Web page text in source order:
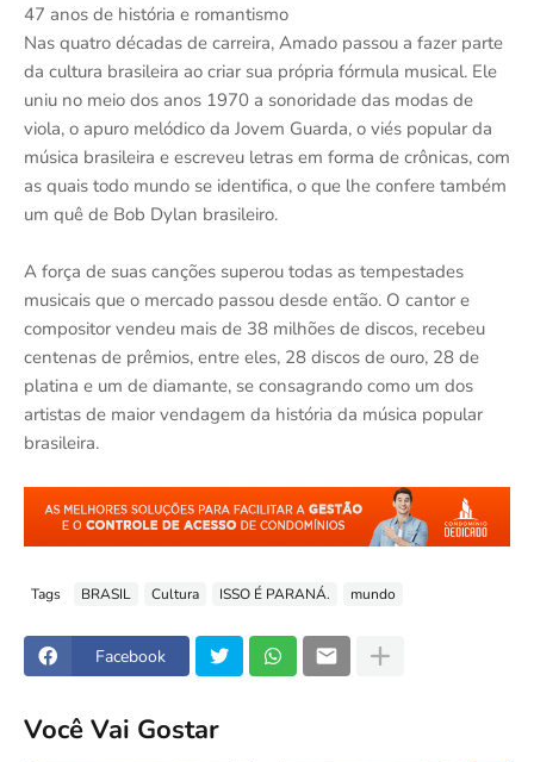
47 anos de história e romantismo
Nas quatro décadas de carreira, Amado passou a fazer parte
da cultura brasileira ao criar sua própria fórmula musical. Ele
uniu no meio dos anos 1970 a sonoridade das modas de
viola, o apuro melódico da Jovem Guarda, o viés popular da
música brasileira e escreveu letras em forma de crônicas, com
as quais todo mundo se identifica, o que lhe confere também
um quê de Bob Dylan brasileiro.
A força de suas canções superou todas as tempestades
musicais que o mercado passou desde então. O cantor e
compositor vendeu mais de 38 milhões de discos, recebeu
centenas de prêmios, entre eles, 28 discos de ouro, 28 de
platina e um de diamante, se consagrando como um dos
artistas de maior vendagem da história da música popular
brasileira.
Tags BRASIL Cultura ISSO É PARANÁ. mundo
Facebook
Você Vai Gostar